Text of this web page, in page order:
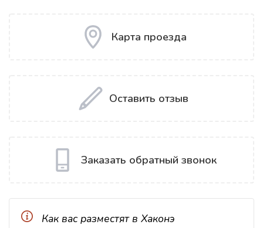
Карта проезда
Оставить отзыв
Заказать обратный звонок
Как вас разместят в Хаконэ